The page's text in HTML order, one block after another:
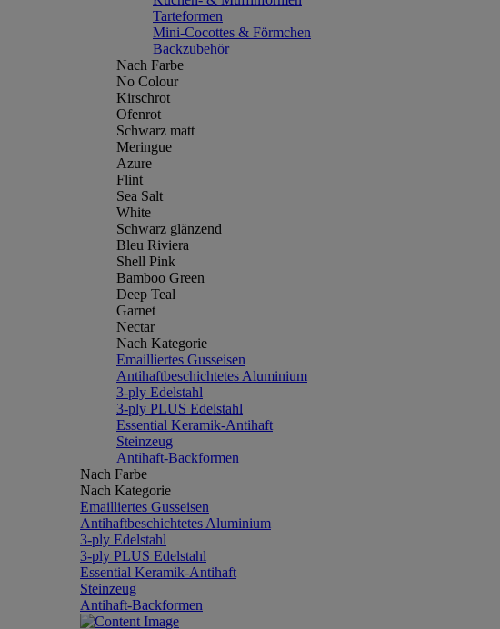
Tarteformen
Mini-Cocottes & Förmchen
Backzubehör
Nach Farbe
No Colour
Kirschrot
Ofenrot
Schwarz matt
Meringue
Azure
Flint
Sea Salt
White
Schwarz glänzend
Bleu Riviera
Shell Pink
Bamboo Green
Deep Teal
Garnet
Nectar
Nach Kategorie
Emailliertes Gusseisen
Antihaftbeschichtetes Aluminium
3-ply Edelstahl
3-ply PLUS Edelstahl
Essential Keramik-Antihaft
Steinzeug
Antihaft-Backformen
Nach Farbe
Nach Kategorie
Emailliertes Gusseisen
Antihaftbeschichtetes Aluminium
3-ply Edelstahl
3-ply PLUS Edelstahl
Essential Keramik-Antihaft
Steinzeug
Antihaft-Backformen